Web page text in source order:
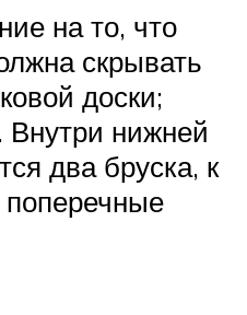
на то, что
скрывать
доски;
нижней
два бруска, к